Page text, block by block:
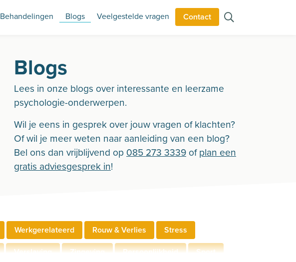
Behandelingen Blogs Veelgestelde vragen Contact
Blogs
Lees in onze blogs over interessante en leerzame
psychologie-onderwerpen.
Wil je eens in gesprek over jouw vragen of klachten?
Of wil je meer weten naar aanleiding van een blog?
Bel ons dan vrijblijvend op 085 273 3339 ofplan een
gratis adviesgesprek in!
Werkgerelateerd Rouw & Verlies
Stress
Verslaving Zingeving Persoonlijkheid
Sport